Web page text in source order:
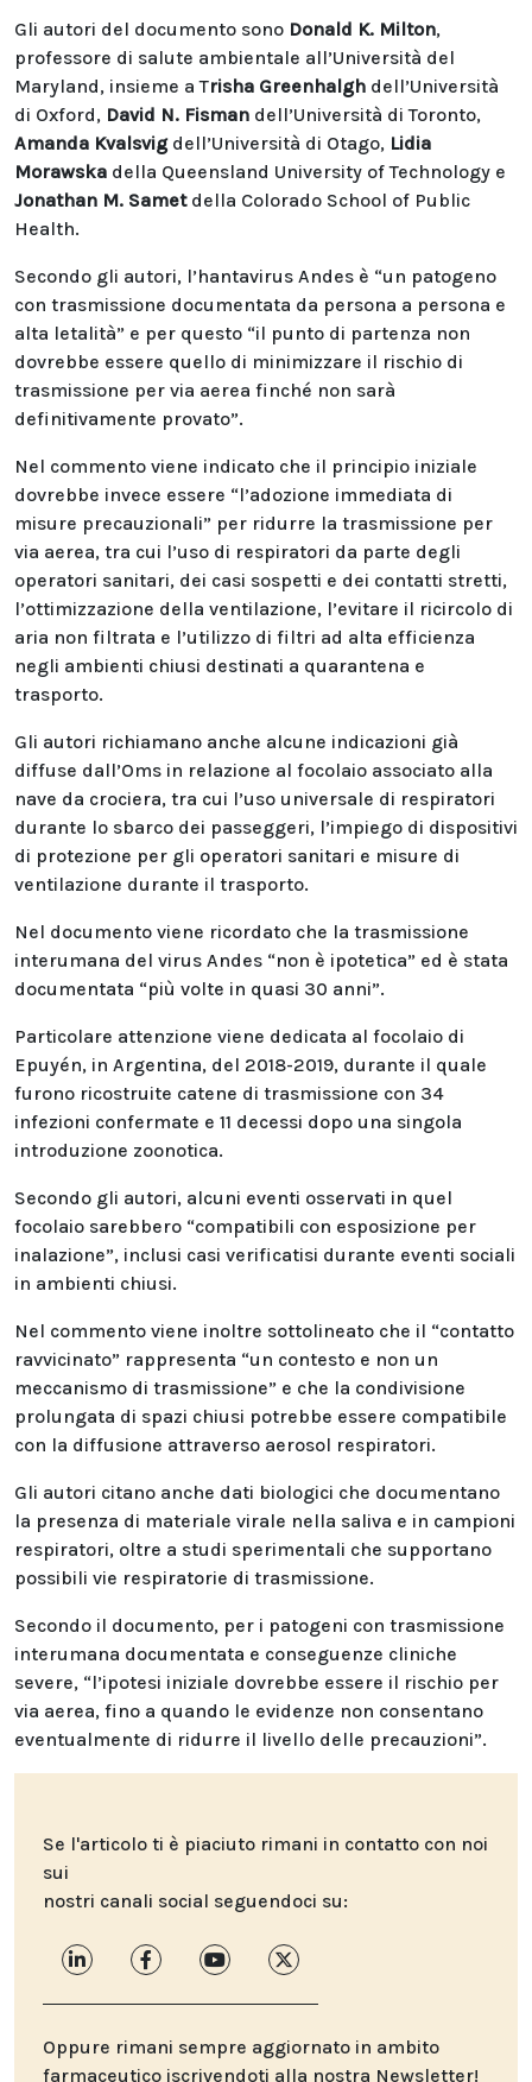
Gli autori del documento sono Donald K. Milton,
professore di salute ambientale all’Università del
Maryland, insieme a Trisha Greenhalgh dell’Università
di Oxford, David N. Fisman dell’Università di Toronto,
Amanda Kvalsvigdell’Università di Otago, Lidia
Morawska della Queensland University of Technology e
Jonathan M. Sametdella Colorado School of Public
Health.
Secondo gli autori, l’hantavirus Andes è “un patogeno
con trasmissione documentata da persona a persona e
alta letalità” e per questo “il punto di partenza non
dovrebbe essere quello di minimizzare il rischio di
trasmissione per via aerea finché non sarà
definitivamente provato”.
Nel commento viene indicato che il principio iniziale
dovrebbe invece essere “l’adozione immediata di
misure precauzionali” per ridurre la trasmissione per
via aerea, tra cui l’uso di respiratori da parte degli
operatori sanitari, dei casi sospetti e dei contatti stretti,
l’ottimizzazione della ventilazione, l’evitare il ricircolo di
aria non filtrata e l’utilizzo di filtri ad alta efficienza
negli ambienti chiusi destinati a quarantena e
trasporto.
Gli autori richiamano anche alcune indicazioni già
diffuse dall’Oms in relazione al focolaio associato alla
nave da crociera, tra cui l’uso universale di respiratori
durante lo sbarco dei passeggeri, l’impiego di dispositivi
di protezione per gli operatori sanitari e misure di
ventilazione durante il trasporto.
Nel documento viene ricordato che la trasmissione
interumana del virus Andes “non è ipotetica” ed è stata
documentata “più volte in quasi 30 anni”.
Particolare attenzione viene dedicata al focolaio di
Epuyén, in Argentina, del 2018-2019, durante il quale
furono ricostruite catene di trasmissione con 34
infezioni confermate e 11 decessi dopo una singola
introduzione zoonotica.
Secondo gli autori, alcuni eventi osservati in quel
focolaio sarebbero “compatibili con esposizione per
inalazione”, inclusi casi verificatisi durante eventi sociali
in ambienti chiusi.
Nel commento viene inoltre sottolineato che il “contatto
ravvicinato” rappresenta “un contesto e non un
meccanismo di trasmissione” e che la condivisione
prolungata di spazi chiusi potrebbe essere compatibile
con la diffusione attraverso aerosol respiratori.
Gli autori citano anche dati biologici che documentano
la presenza di materiale virale nella saliva e in campioni
respiratori, oltre a studi sperimentali che supportano
possibili vie respiratorie di trasmissione.
Secondo il documento, per i patogeni con trasmissione
interumana documentata e conseguenze cliniche
severe, “l’ipotesi iniziale dovrebbe essere il rischio per
via aerea, fino a quando le evidenze non consentano
eventualmente di ridurre il livello delle precauzioni”.
Se l'articolo ti è piaciuto rimani in contatto con noi
sui
nostri canali social seguendoci su:
Oppure rimani sempre aggiornato in ambito
farmaceutico iscrivendoti alla nostra Newsletter!